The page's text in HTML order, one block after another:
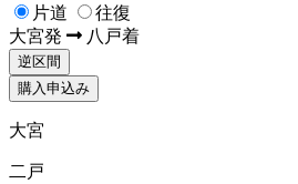
片道
往復
大宮発 八戸着
逆区間
購入申込み
大宮
二戸